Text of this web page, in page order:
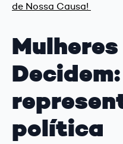
de Nossa Causa!
Decidem:
política